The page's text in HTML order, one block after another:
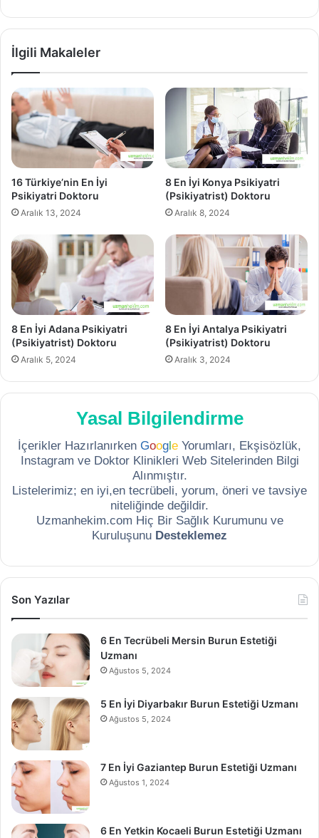
İlgili Makaleler
16 Türkiye’nin En İyi
Psikiyatri Doktoru
Aralık 13, 2024
8 En İyi Konya Psikiyatri
(Psikiyatrist) Doktoru
Aralık 8, 2024
8 En İyi Adana Psikiyatri
(Psikiyatrist) Doktoru
Aralık 5, 2024
8 En İyi Antalya Psikiyatri
(Psikiyatrist) Doktoru
Aralık 3, 2024
Yasal Bilgilendirme
İçerikler Hazırlanırken Goog e Yorumları, Ekşisözlük,
Instagram ve Doktor Klinikleri Web Sitelerinden Bilgi
Alınmıştır.
Listelerimiz; en iyi,en tecrübeli, yorum, öneri ve tavsiye
niteliğinde değildir.
Uzmanhekim.com Hiç Bir Sağlık Kurumunu ve
Kuruluşunu Desteklemez
Son Yazılar
6 En Tecrübeli Mersin Burun Estetiği
Uzmanı
Ağustos 5, 2024
5 En İyi Diyarbakır Burun Estetiği Uzmanı
Ağustos 5, 2024
7 En İyi Gaziantep Burun Estetiği Uzmanı
Ağustos 1, 2024
6 En Yetkin Kocaeli Burun Estetiği Uzmanı